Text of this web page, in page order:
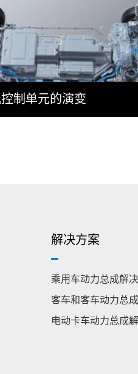
制单元的演变
解决方案
乘用车动力总成解
客车和客车动力总
电动卡车动力总成